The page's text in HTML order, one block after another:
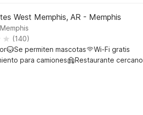
West Memphis, AR - Memphis
(140)
Se permiten mascotas
Wi-Fi gratis
para camiones
Restaurante cercano